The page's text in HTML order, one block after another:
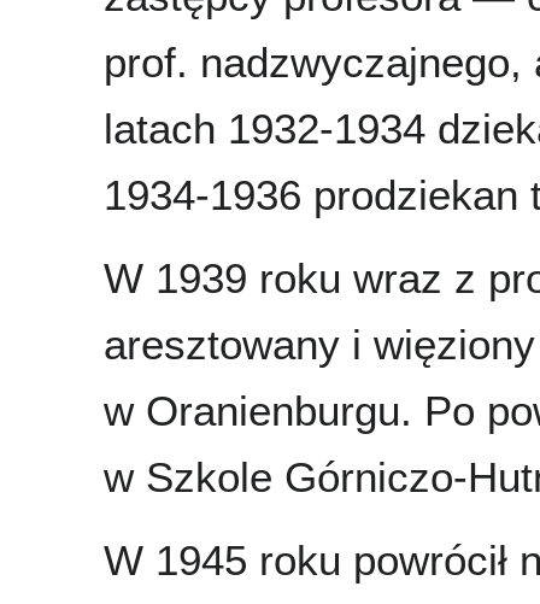
prof.
latach 1932-1934
1934-1936 prodziekan
W 1939 roku wraz z
aresztowany i
w Oranienburgu. Po
w Szkole Górniczo-
W 1945 roku powrócił